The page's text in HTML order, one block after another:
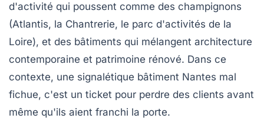
d'activité qui poussent comme des champignons
(Atlantis, la Chantrerie, le parc d'activités de la
Loire), et des bâtiments qui mélangent architecture
contemporaine et patrimoine rénové. Dans ce
contexte, une signalétique bâtiment Nantes mal
fichue, c'est un ticket pour perdre des clients avant
même qu'ils aient franchi la porte.